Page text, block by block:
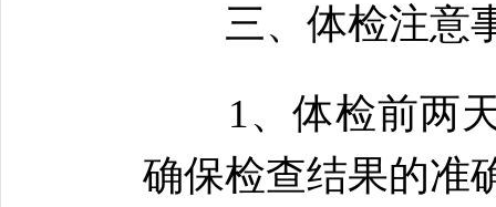
三、体检注意
1、体检前两天
确保检查结果的准